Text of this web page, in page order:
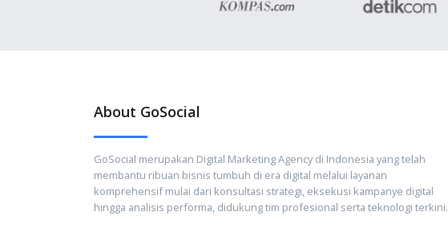
About GoSocial
GoSocial merupakan Digital Marketing Agency di Indonesia yang telah
membantu ribuan bisnis tumbuh di era digital melalui layanan
komprehensif mulai dari konsultasi strategi, eksekusi kampanye digital
hingga analisis performa, didukung tim profesional serta teknologi terkini.